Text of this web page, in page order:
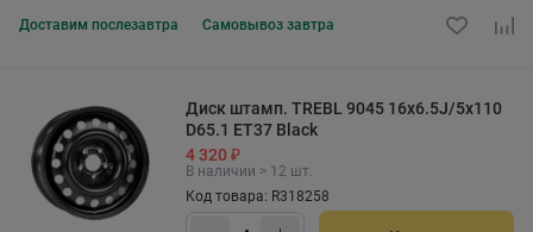
Доставим послезавтра Самовывоз завтра
Диск штамп. TREBL 9045 16x6.5J/5x110
D65.1 ET37 Black
4 320 ₽
В наличии > 12 шт.
Код товара: R318258